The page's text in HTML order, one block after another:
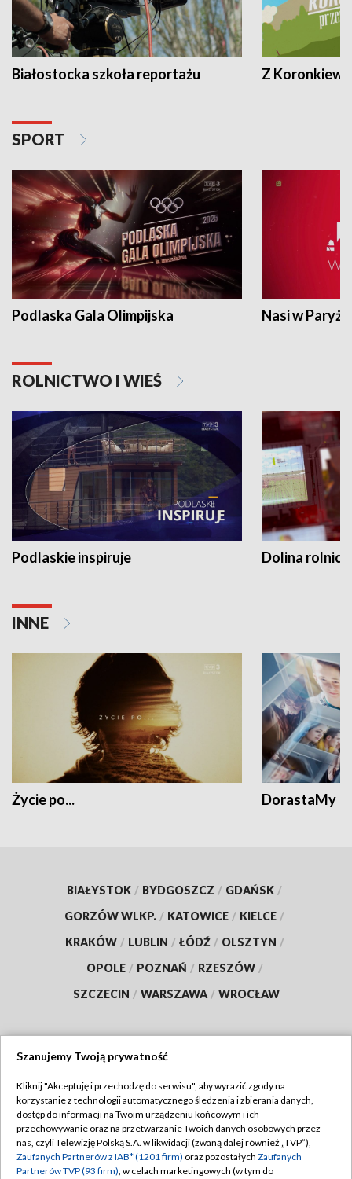
Białostocka szkoła reportażu Z
SPORT
Podlaska Gala Olimpijska Nasi w Paryżu
ROLNICTWO I WIEŚ
Podlaskie inspiruje Dolina
INNE
Życie po... DorastaMy
BIAŁYSTOK / BYDGOSZCZ / GDAŃSK /
GORZÓW WLKP. / KATOWICE / KIELCE /
KRAKÓW / LUBLIN / ŁÓDŹ / OLSZTYN /
OPOLE / POZNAŃ / RZESZÓW /
SZCZECIN / WARSZAWA / WROCŁAW
TVP
Abonament TVP
Emisja w TVP
Regulamin TVP
Polityka prywatności
Szanujemy Twoją prywatność
Kliknij "Akceptuję i przechodzę do serwisu", aby wyrazić zgody na
korzystanie z technologii automatycznego śledzenia i zbierania danych,
dostęp do informacji na Twoim urządzeniu końcowym i ich
przechowywanie oraz na przetwarzanie Twoich danych osobowych przez
nas, czyli Telewizję Polską S.A. w likwidacji (zwaną dalej również „TVP”),
Zaufanych Partnerów z IAB* (1201 firm) oraz pozostałych Zaufanych
Partnerów TVP (93 firm), w celach marketingowych (w tym do